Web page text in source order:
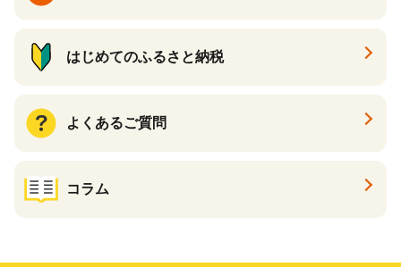
はじめてのふるさと納税
よくあるご質問
コラム